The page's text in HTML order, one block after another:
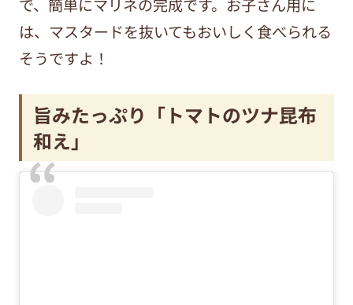
で、簡単にマリネの完成です。お子さん用に
は、マスタードを抜いてもおいしく食べられる
そうですよ！
旨みたっぷり「 トマトのツナ昆布
和え」